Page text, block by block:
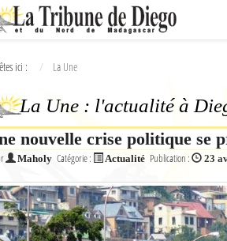
Ok
ici : La Une
La Une : l'actualité à
nouvelle crise politique se
Maholy Catégorie : Actualité Publication : 23